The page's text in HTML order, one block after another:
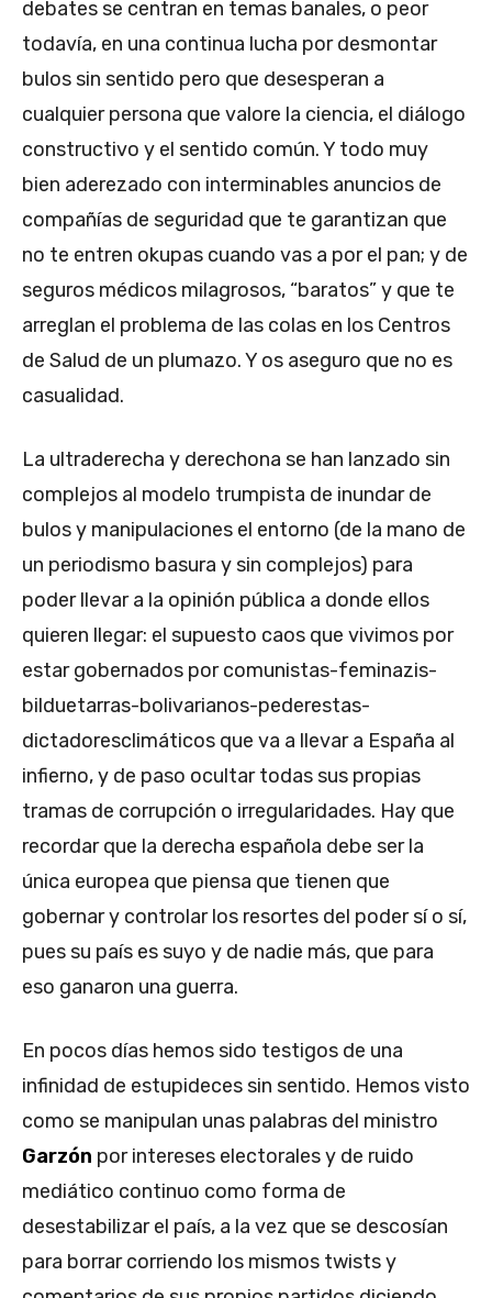
debates se centran en temas banales, o peor
todavía, en una continua lucha por desmontar
bulos sin sentido pero que desesperan a
cualquier persona que valore la ciencia, el diálogo
constructivo y el sentido común. Y todo muy
bien aderezado con interminables anuncios de
compañías de seguridad que te garantizan que
no te entren okupas cuando vas a por el pan; y de
seguros médicos milagrosos, “baratos” y que te
arreglan el problema de las colas en los Centros
de Salud de un plumazo. Y os aseguro que no es
casualidad.
La ultraderecha y derechona se han lanzado sin
complejos al modelo trumpista de inundar de
bulos y manipulaciones el entorno (de la mano de
un periodismo basura y sin complejos) para
poder llevar a la opinión pública a donde ellos
quieren llegar: el supuesto caos que vivimos por
estar gobernados por comunistas-feminazis-
bilduetarras-bolivarianos-pederestas-
dictadoresclimáticos que va a llevar a España al
infierno, y de paso ocultar todas sus propias
tramas de corrupción o irregularidades. Hay que
recordar que la derecha española debe ser la
única europea que piensa que tienen que
gobernar y controlar los resortes del poder sí o sí,
pues su país es suyo y de nadie más, que para
eso ganaron una guerra.
En pocos días hemos sido testigos de una
infinidad de estupideces sin sentido. Hemos visto
como se manipulan unas palabras del ministro
Garzón por intereses electorales y de ruido
mediático continuo como forma de
desestabilizar el país, a la vez que se descosían
para borrar corriendo los mismos twists y